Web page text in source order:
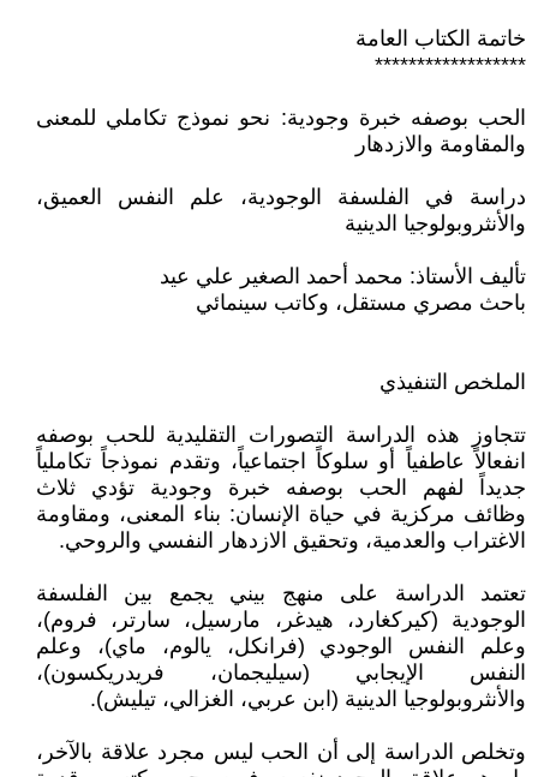
خاتمة الكتاب العامة
******************
الحب بوصفه خبرة وجودية: نحو نموذج تكاملي للمعنى
والمقاومة والازدهار
دراسة في الفلسفة الوجودية، علم النفس العميق،
والأنثروبولوجيا الدينية
تأليف الأستاذ: محمد أحمد الصغير علي عيد
باحث مصري مستقل، وكاتب سينمائي
الملخص التنفيذي
تتجاوز هذه الدراسة التصورات التقليدية للحب بوصفه
انفعالاً عاطفياً أو سلوكاً اجتماعياً، وتقدم نموذجاً تكاملياً
جديداً لفهم الحب بوصفه خبرة وجودية تؤدي ثلاث
وظائف مركزية في حياة الإنسان: بناء المعنى، ومقاومة
الاغتراب والعدمية، وتحقيق الازدهار النفسي والروحي.
تعتمد الدراسة على منهج بيني يجمع بين الفلسفة
الوجودية (كيركغارد، هيدغر، مارسيل، سارتر، فروم)،
وعلم النفس الوجودي (فرانكل، يالوم، ماي)، وعلم
النفس الإيجابي (سيليجمان، فريدريكسون)،
والأنثروبولوجيا الدينية (ابن عربي، الغزالي، تيليش).
وتخلص الدراسة إلى أن الحب ليس مجرد علاقة بالآخر،